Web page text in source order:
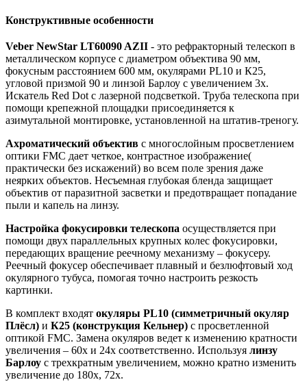
Конструктивные особенности
Veber NewStar LT60090 AZII - это рефракторный телескоп в
металлическом корпусе с диаметром объектива 90 мм,
фокусным расстоянием 600 мм, окулярами PL10 и К25,
угловой призмой 90 и линзой Барлоу с увеличением 3х.
Искатель Red Dot с лазерной подсветкой. Труба телескопа при
помощи крепежной площадки присоединяется к
азимутальной монтировке, установленной на штатив-треногу.
Ахроматический объектив с многослойным просветлением
оптики FMC дает четкое, контрастное изображение(
практически без искажений) во всем поле зрения даже
неярких объектов. Несъемная глубокая бленда защищает
объектив от паразитной засветки и предотвращает попадание
пыли и капель на линзу.
Настройка фокусировки телескопа осуществляется при
помощи двух параллельных крупных колес фокусировки,
передающих вращение реечному механизму – фокусеру.
Реечный фокусер обеспечивает плавный и безлюфтовый ход
окулярного тубуса, помогая точно настроить резкость
картинки.
В комплект входят окуляры PL10 (симметричный окуляр
Плёсл) и К25 (конструкция Кельнер) с просветленной
оптикой FMC. Замена окуляров ведет к изменению кратности
увеличения – 60х и 24х соответственно. Используя линзу
Барлоу с трехкратным увеличением, можно кратно изменить
увеличение до 180х, 72х.